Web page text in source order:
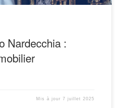
Nardecchia :
Mis à jour7 juillet 2025